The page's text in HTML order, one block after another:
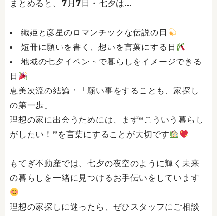
まとめると、7月7日・七夕は…
織姫と彦星のロマンチックな伝説の日
短冊に願いを書く、想いを言葉にする日
地域の七夕イベントで暮らしをイメージできる
日
恵美次流の結論：「願い事をすることも、家探し
の第一歩」
理想の家に出会うためには、まず“こういう暮らし
がしたい！”を言葉にすることが大切です
もてぎ不動産では、七夕の夜空のように輝く未来
の暮らしを一緒に見つけるお手伝いをしています
理想の家探しに迷ったら、ぜひスタッフにご相談